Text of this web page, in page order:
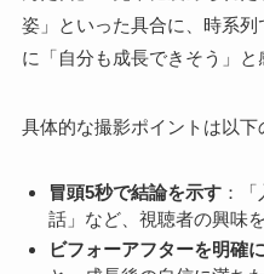
姿」といった具合に、時系
に「自分も成長できそう」と
具体的な撮影ポイントは以下
冒頭5秒で結論を示す ：
話」など、視聴者の興味
ビフォーアフターを明確